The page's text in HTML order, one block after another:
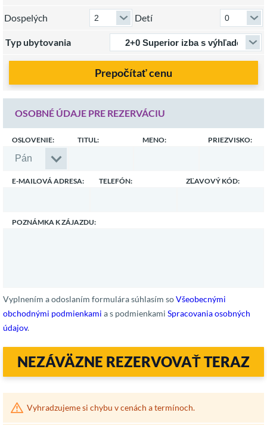
Dospelých Detí
Typ ubytovania
Prepočítať cenu
OSOBNÉ ÚDAJE PRE REZERVÁCIU
OSLOVENIE: TITUL: MENO: PRIEZVISKO:
E-MAILOVÁ ADRESA: TELEFÓN: ZĽAVOVÝ KÓD:
POZNÁMKA K ZÁJAZDU:
Vyplnením a odoslaním formulára súhlasím soVšeobecnými
obchodnými podmienkami a s podmienkami Spracovania osobných
údajov.
NEZÁVÄZNE REZERVOVAŤ TERAZ
Vyhradzujeme si chybu v cenách a termínoch.